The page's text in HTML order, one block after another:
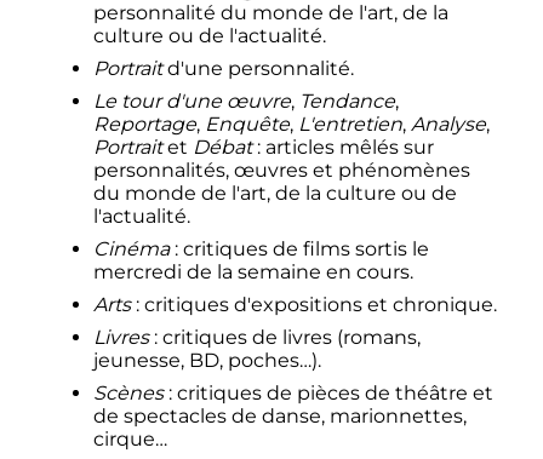
personnalité du monde de l'art, de la
culture ou de l'actualité.
Portraitd'une personnalité.
Le tour d'une œuvre, Tendance,
Reportage, Enquête, L'entretien, Analyse,
Portraitet Débat : articles mêlés sur
personnalités, œuvres et phénomènes
du monde de l'art, de la culture ou de
l'actualité.
Cinéma : critiques de films sortis le
mercredi de la semaine en cours.
Arts : critiques d'expositions et chronique.
Livres : critiques de livres (romans,
jeunesse, BD, poches…).
Scènes : critiques de pièces de théâtre et
de spectacles de danse, marionnettes,
cirque…